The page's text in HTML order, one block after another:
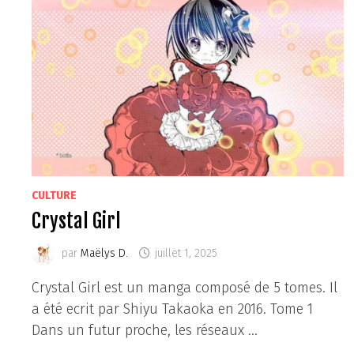
CULTURE
Crystal Girl
parMaëlys D. juillet 1, 2025
Crystal Girl est un manga composé de 5 tomes. Il
a été ecrit par Shiyu Takaoka en 2016. Tome 1
Dans un futur proche, les réseaux …